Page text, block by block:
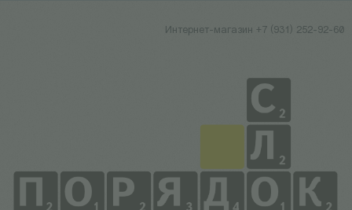
Интернет-магазин +7 (931) 252-92-60